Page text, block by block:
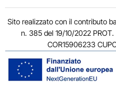
Sito realizzato con il contributo
n. 385 del 19/10/2022
COR15906233